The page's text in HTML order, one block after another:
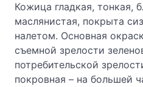
Кожица гладкая, тонкая,
маслянистая, покрыта
налетом. Основная
съемной зрелости
потребительской
покровная – на большей